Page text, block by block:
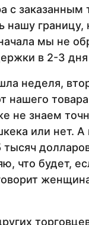
с
нашу границу,
мы не
в 2-3
неделя,
нашего
не знаем
или нет.
что будет,